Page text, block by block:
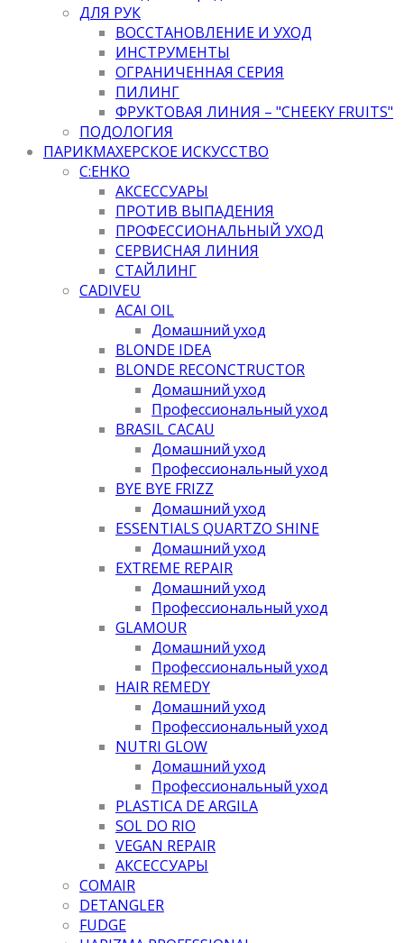
ДЛЯ РУК
ВОССТАНОВЛЕНИЕ И УХОД
ИНСТРУМЕНТЫ
ОГРАНИЧЕННАЯ СЕРИЯ
ПИЛИНГ
ФРУКТОВАЯ ЛИНИЯ – "CHEEKY FRUITS"
ПОДОЛОГИЯ
ПАРИКМАХЕРСКОЕ ИСКУССТВО
C:EHKO
АКСЕССУАРЫ
ПРОТИВ ВЫПАДЕНИЯ
ПРОФЕССИОНАЛЬНЫЙ УХОД
СЕРВИСНАЯ ЛИНИЯ
СТАЙЛИНГ
CADIVEU
ACAI OIL
Домашний уход
BLONDE IDEA
BLONDE RECONCTRUCTOR
Домашний уход
Профессиональный уход
BRASIL CACAU
Домашний уход
Профессиональный уход
BYE BYE FRIZZ
Домашний уход
ESSENTIALS QUARTZO SHINE
Домашний уход
EXTREME REPAIR
Домашний уход
Профессиональный уход
GLAMOUR
Домашний уход
Профессиональный уход
HAIR REMEDY
Домашний уход
Профессиональный уход
NUTRI GLOW
Домашний уход
Профессиональный уход
PLASTICA DE ARGILA
SOL DO RIO
VEGAN REPAIR
АКСЕССУАРЫ
COMAIR
DETANGLER
FUDGE